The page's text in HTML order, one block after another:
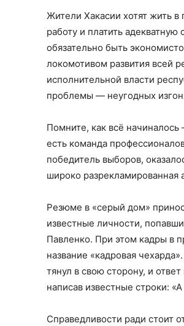
Жители Хакасии хотят жить
работу и платить
обязательно быть
локомотивом развития всей
исполнительной власти
проблемы — неугодных
Помните, как всё начиналось
есть команда
победитель выборов,
широко разрекламированная
Резюме в «серый дом»
известные личности,
Павленко. При этом кадры в
название «кадровая
тянул в свою сторону, и
написав известные строки:
Справедливости ради стоит